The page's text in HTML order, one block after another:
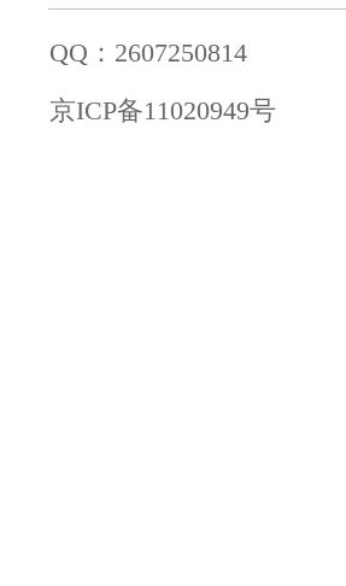
QQ：2607250814
京ICP备11020949号